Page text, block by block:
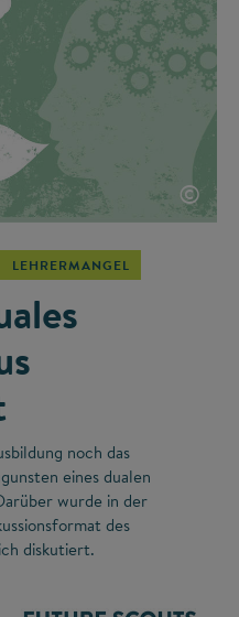
©
LEHRERMANGEL
noch das
eines dualen
wurde in der
des
diskutiert.